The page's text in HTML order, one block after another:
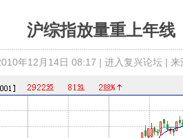
沪综指放量重上年线
年12月14日 08:17 | 进入复兴论坛| 来